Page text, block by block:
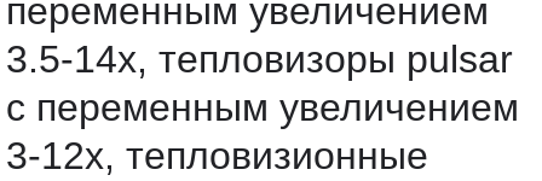
переменным увеличением
3.5-14x, тепловизоры pulsar
с переменным увеличением
3-12х, тепловизионные